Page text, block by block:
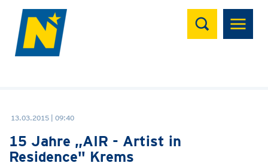
Suchen
13.03.2015 | 09:40
15 Jahre „AIR - Artist in
Residence" Krems